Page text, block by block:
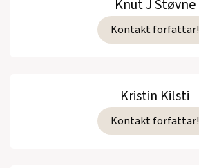
Knut J Støvne
Kontakt forfattar!
Kristin Kilsti
Kontakt forfattar!